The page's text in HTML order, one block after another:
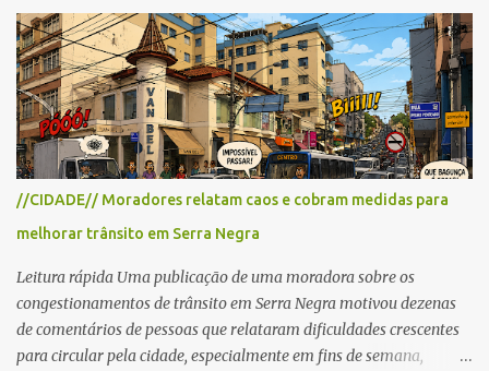
ambiental nas políticas públicas. Preservação permanente O Alto
da Serra está localizado em uma das Áreas de Preservação
Permanente no município, chamadas de APP no Código Florestal
Brasileiro, Lei nº 12.651/12. As APPS são protegidas com a função
ambiental de preservar os recursos hídricos, a paisagem, a
proteção do solo e a biodiversidade para assegurar a qualidade de
vida da população. No local já estão instaladas torres de
transmissão de televisão e telefonia celular, contêineres de uso
comercial, sanitário público, pequenas construções e uma rampa
obra? Im...
//CIDADE// Moradores relatam caos e cobram medidas para
melhorar trânsito em Serra Negra
Leitura rápida Uma publicação de uma moradora sobre os
congestionamentos de trânsito em Serra Negra motivou dezenas
de comentários de pessoas que relataram dificuldades crescentes
para circular pela cidade, especialmente em fins de semana,